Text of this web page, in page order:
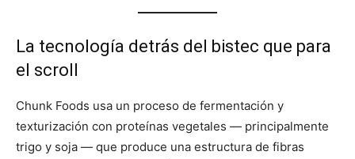
La tecnología detrás del bistec que para
el scroll
Chunk Foods usa un proceso de fermentación y
texturización con proteínas vegetales — principalmente
trigo y soja — que produce una estructura de fibras